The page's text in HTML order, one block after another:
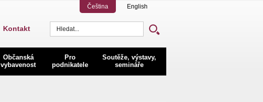
Čeština English
Občanská
vybavenost
Pro
podnikatele
Soutěže, výstavy,
semináře
Kontakt